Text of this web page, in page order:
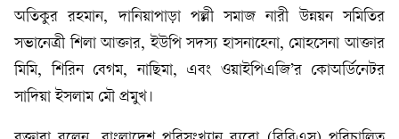
অতিকুর রহমান, দানিয়াপাড়া পল্লী সমাজ নারী উন্নয়ন সমিতির
সভানেত্রী শিলা আক্তার, ইউপি সদস্য হাসনাহেনা, মোহসেনা আক্তার
মিমি, শিরিন বেগম, নাছিমা, এবং ওয়াইপিএজি’র কোঅর্ডিনেটর
সাদিয়া ইসলাম মৌ প্রমুখ।